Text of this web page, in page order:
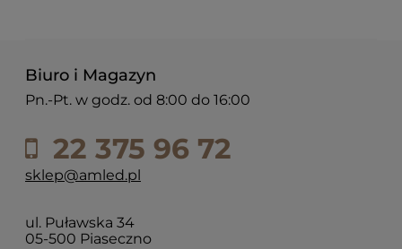
Biuro i Magazyn
Pn.-Pt. w godz. od 8:00 do 16:00
22 375 96 72
sklep@amled.pl
ul. Puławska 34
05-500 Piaseczno